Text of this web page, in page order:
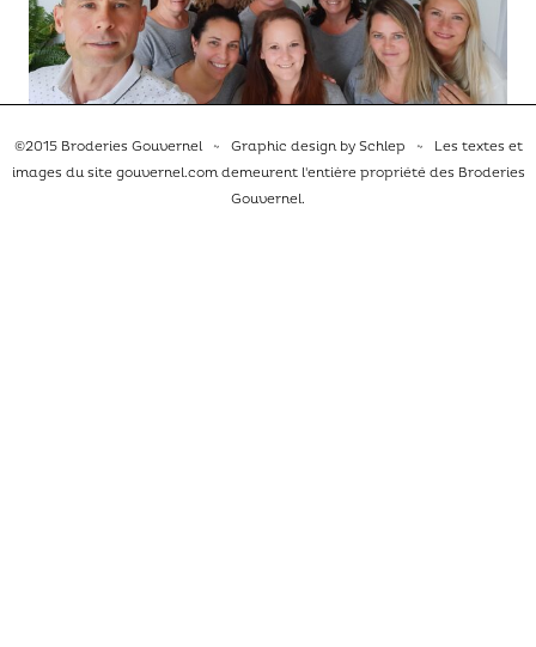
©2015 Broderies Gouvernel ~ Graphic design by Schlep ~ Les textes et
images du site gouvernel.comdemeurent l'entière propriété des Broderies
Gouvernel.